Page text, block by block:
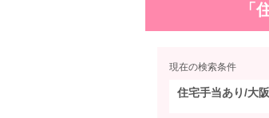
「
現在の検索条件
住宅手当あり/大